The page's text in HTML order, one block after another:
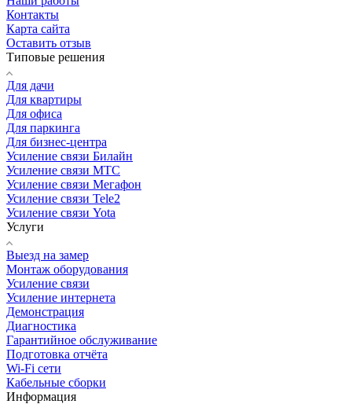
Контакты
Карта сайта
Оставить отзыв
Типовые решения
Для дачи
Для квартиры
Для офиса
Для паркинга
Для бизнес-центра
Усиление связи Билайн
Усиление связи МТС
Усиление связи Мегафон
Усиление связи Tele2
Усиление связи Yota
Услуги
Выезд на замер
Монтаж оборудования
Усиление связи
Усиление интернета
Демонстрация
Диагностика
Гарантийное обслуживание
Подготовка отчёта
Wi-Fi сети
Кабельные сборки
Информация